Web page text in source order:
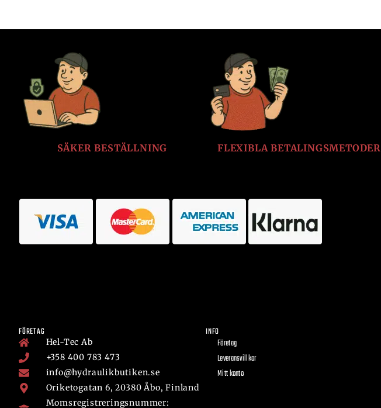
SÄKER BESTÄLLNING FLEXIBLA BETALINGSMETODER
FÖRETAG
Hel-Tec Ab
+358 400 783 473
info@hydraulikbutiken.se
Oriketogatan 6, 20380 Åbo, Finland
Momsregistreringsnummer:
INFO
Företag
Leveransvillkor
Mitt konto